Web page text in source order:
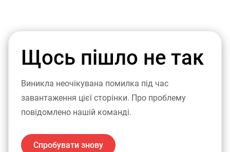
Щось пішло не так
Виникла неочікувана помилка під час
завантаження цієї сторінки. Про проблему
повідомлено нашій команді.
Спробувати знову